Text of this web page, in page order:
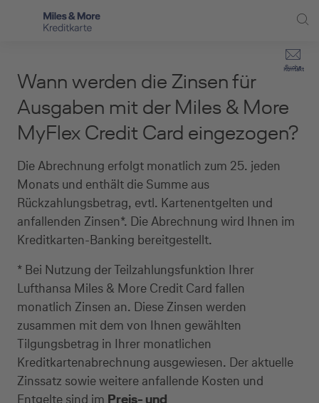
Direkt zur Suche (Enter drücken)
Direkt zum Hauptinhalt (Enter drücken)
Kontakt
Suche
Selbstständige
Unternehmen
Service
Miles & More Programm
Kreditkarte empfehlen
Kreditkarten-Banking
Kreditkarte beantragen
Wann werden die Zinsen für
Ausgaben mit der Miles & More
MyFlex Credit Card eingezogen?
Die Abrechnung erfolgt monatlich zum 25. jeden
Monats und enthält die Summe aus
Rückzahlungsbetrag, evtl. Kartenentgelten und
anfallenden Zinsen*. Die Abrechnung wird Ihnen im
Kreditkarten-Banking bereitgestellt.
* Bei Nutzung der Teilzahlungsfunktion Ihrer
Lufthansa Miles & More Credit Card fallen
monatlich Zinsen an. Diese Zinsen werden
zusammen mit dem von Ihnen gewählten
Tilgungsbetrag in Ihrer monatlichen
Kreditkartenabrechnung ausgewiesen. Der aktuelle
Zinssatz sowie weitere anfallende Kosten und
Entgelte sind im Preis- und